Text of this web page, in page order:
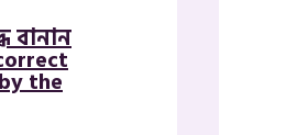
বানান
the